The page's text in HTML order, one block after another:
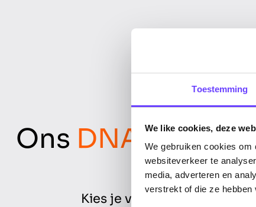
Toestemming
We like cookies, deze
We gebruiken cookies om
websiteverkeer te
media, adverteren en
verstrekt of die ze
Ons DNA
Kies je voor Key Agency,